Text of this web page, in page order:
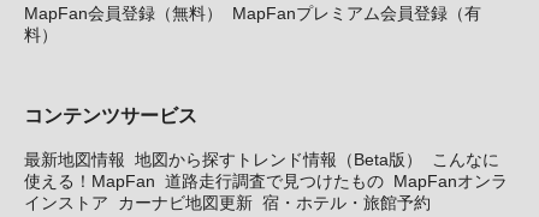
MapFan会員登録（無料）
MapFanプレミアム会員登録（有
料）
コンテンツサービス
最新地図情報 地図から探すトレンド情報（Beta版）
こんなに
使える！MapFan 道路走行調査で見つけたもの MapFanオンラ
インストア
カーナビ地図更新 宿・ホテル・旅館予約